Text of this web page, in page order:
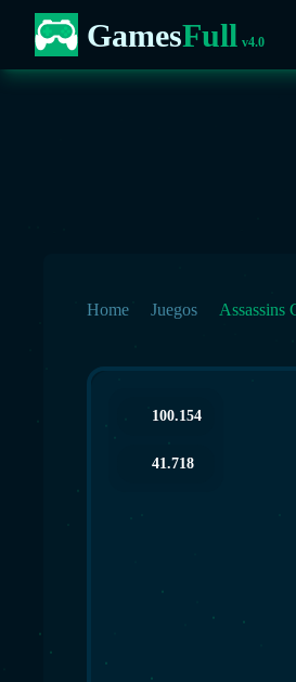
GamesFull v4.0
Home Juegos Assassins
100.154
41.718